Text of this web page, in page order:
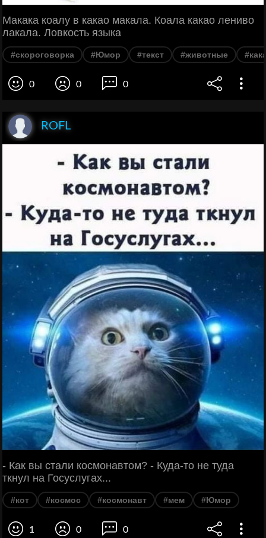
Макака коалу в какао макала. Коала какао лениво
лакала. Ловкость языка
#скороговорка #Юмор #текст #животные
0 0 0
ROFL
- Как вы стали космонавтом? - Куда-то не туда
ткнул на Госуслугах...
#кот #космос #космонавт #мем #Юмор
1 0 0